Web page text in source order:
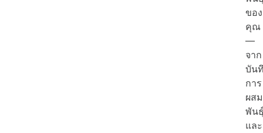
ของ
คุณ
—
จาก
บัน
การ
ผสม
พัน
และ